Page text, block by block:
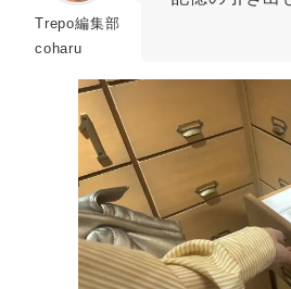
Trepo編集部
coharu